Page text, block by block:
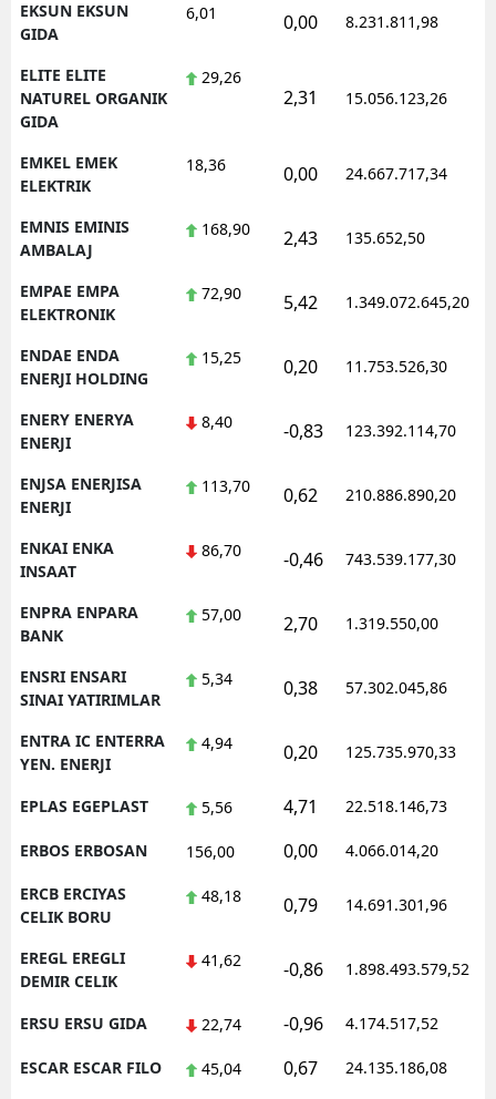
EKSUN EKSUN
GIDA
6,01 0,00 8.231.811,98
ELITE ELITE
NATUREL ORGANIK
GIDA
29,26
2,31 15.056.123,26
EMKEL EMEK
ELEKTRIK
18,36 0,00 24.667.717,34
EMNIS EMINIS
AMBALAJ
168,90 2,43 135.652,50
EMPAE EMPA
ELEKTRONIK
72,90 5,42 1.349.072.645,20
ENDAE ENDA
ENERJI HOLDING
15,25 0,20 11.753.526,30
ENERY ENERYA
ENERJI
8,40 -0,83 123.392.114,70
ENJSA ENERJISA
ENERJI
113,70 0,62 210.886.890,20
ENKAI ENKA
INSAAT
86,70 -0,46 743.539.177,30
ENPRA ENPARA
BANK
57,00 2,70 1.319.550,00
ENSRI ENSARI
SINAI YATIRIMLAR
5,34 0,38 57.302.045,86
ENTRA IC ENTERRA
YEN. ENERJI
4,94 0,20 125.735.970,33
EPLAS EGEPLAST 5,56 4,71 22.518.146,73
ERBOS ERBOSAN 156,00 0,00 4.066.014,20
ERCB ERCIYAS
CELIK BORU
48,18 0,79 14.691.301,96
EREGL EREGLI
DEMIR CELIK
41,62 -0,86 1.898.493.579,52
ERSU ERSU GIDA 22,74 -0,96 4.174.517,52
ESCAR ESCAR FILO 45,04 0,67 24.135.186,08